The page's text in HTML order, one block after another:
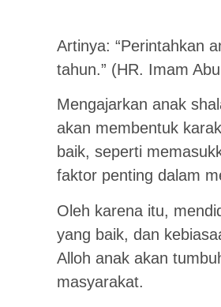
Artinya: “Perintahkan
tahun.” (HR. Imam
Mengajarkan anak
akan membentuk
baik, seperti
faktor penting dalam
Oleh karena itu,
yang baik, dan
Alloh anak akan
masyarakat.